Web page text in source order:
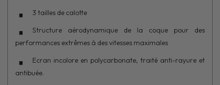
3 tailles de calotte
Structure aérodynamique de la coque pour des
performances extrêmes à des vitesses maximales
Ecran incolore en polycarbonate, traité anti-rayure et
antibuée.